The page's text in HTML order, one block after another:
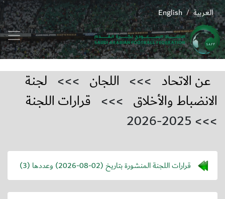
English / العربية
عن الاتحاد >>> اللجان >>> لجنة
الانضباط والأخلاق >>> قرارات اللجنة
>>> 2025-2026
قرارات اللجنة المنشورة بتاريخ (2026-08-02) وعددها (3)